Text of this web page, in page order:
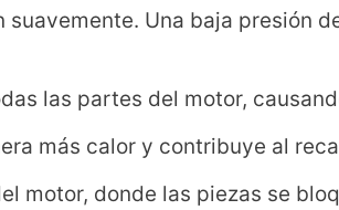
Una baja presión
las partes del motor,
más calor y contribuye al
motor, donde las piezas se